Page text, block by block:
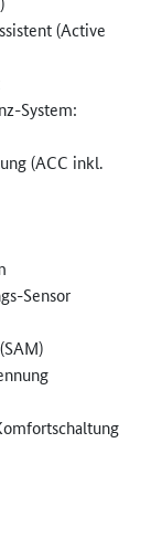
(Active
System:
(ACC inkl.
Sensor